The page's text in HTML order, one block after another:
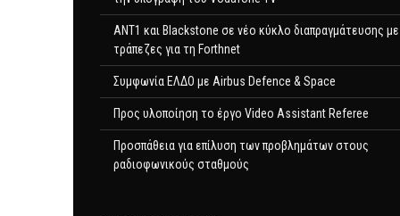
ΑΝΤ1 και Blackstone σε νέο κύκλο διαπραγμάτευσης με
τράπεζες για τη Forthnet
Συμφωνία ΕΛΔΟ με Airbus Defence & Space
Προς υλοποίηση το έργο Video Assistant Referee
Προσπάθεια για επίλυση των προβλημάτων στους
ραδιοφωνικούς σταθμούς